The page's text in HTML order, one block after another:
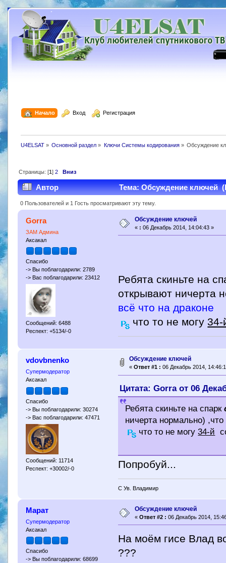
Начало Вход Регистрация
U4ELSAT» Основной раздел » Ключи Системы кодирования» Обсуждение
Страницы: [1] 2 Вниз
Автор Тема: Обсуждение ключей
0 Пользователей и 1 Гость просматривают эту тему.
Gorra
ЗАМ Админа
Аксакал
Спасибо
-> Вы поблагодарили: 2789
-> Вас поблагодарили: 23412
Сообщений: 6488
Респект: +5134/-0
Обсуждение ключей
« : 06 Декабрь 2014, 14:04:43 »
Ребята скиньте на
открывают ничерта
всё что на драконе
что то не могу34-
vdovbnenko
Супермодератор
Аксакал
Спасибо
-> Вы поблагодарили: 30274
-> Вас поблагодарили: 47471
Сообщений: 11714
Респект: +30002/-0
Обсуждение ключей
« Ответ #1 : 06 Декабрь 2014,
Цитата: Gorra от 06
Ребята скиньте на спарк
ничерта нормально)
что то не могу34-й
Попробуй...
С Ув. Владимир
Марат
Супермодератор
Аксакал
Спасибо
-> Вы поблагодарили: 68699
Обсуждение ключей
« Ответ #2 : 06 Декабрь 2014,
На моём гисе Влад
???